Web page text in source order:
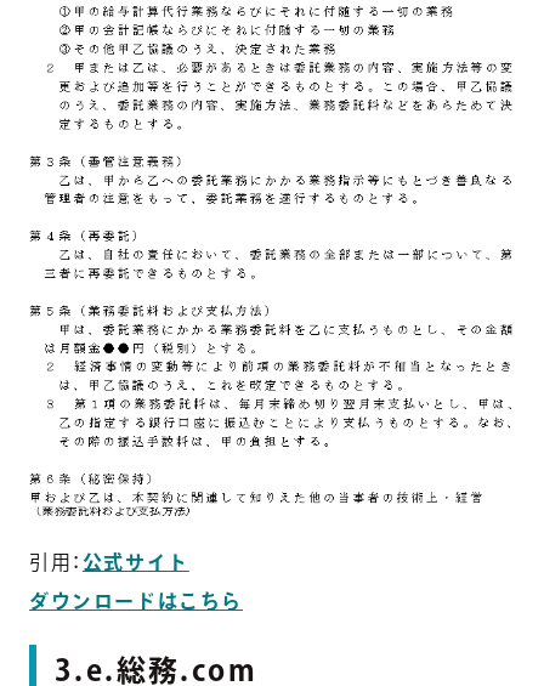
引用： 公式サイト
ダウンロードはこちら
3.e.総務.com